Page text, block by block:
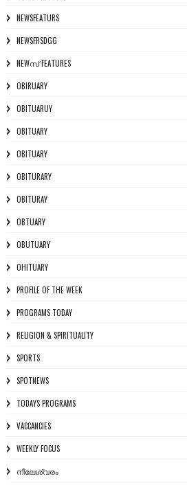
NEWSFEATURS
NEWSFRSDGG
NEWസ് FEATURES
OBIRUARY
OBITUARUY
OBITUARY
OBITUARY
OBITURARY
OBITURAY
OBTUARY
OBUTUARY
OHITUARY
PROFILE OF THE WEEK
PROGRAMS TODAY
RELIGION & SPIRITUALITY
SPORTS
SPOTNEWS
TODAYS PROGRAMS
VACCANCIES
WEEKLY FOCUS
നീലേശ്വരം